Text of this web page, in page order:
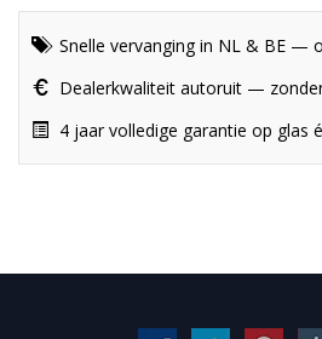
Snelle vervanging in NL & BE —
Dealerkwaliteit autoruit —
4 jaar volledige garantie op glas